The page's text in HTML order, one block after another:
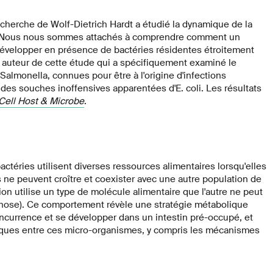
de Wolf-Dietrich Hardt a étudié la dynamique de la
nous sommes attachés à comprendre comment un
en présence de bactéries résidentes étroitement
de cette étude qui a spécifiquement examiné le
connues pour être à l'origine d'infections
souches inoffensives apparentées d'E. coli. Les résultats
Cell Host & Microbe.
utilisent diverses ressources alimentaires lorsqu'elles
peuvent croître et coexister avec une autre population de
utilise un type de molécule alimentaire que l'autre ne peut
Ce comportement révèle une stratégie métabolique
et se développer dans un intestin pré-occupé, et
entre ces micro-organismes, y compris les mécanismes